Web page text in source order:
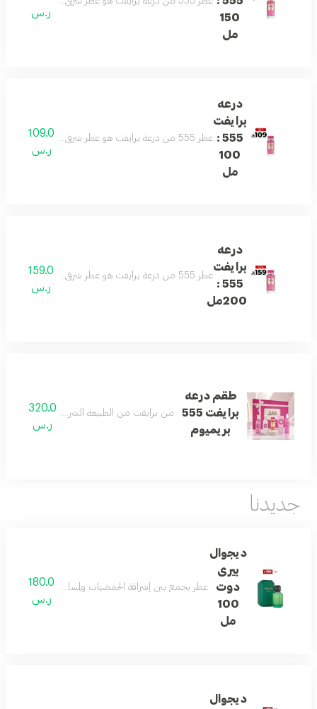
150
مل
ر.س
درعه
برايفت
555 :
100
مل
عطر 555 من درعة برايفت هو عطر شرقي جذاب يمزج بين الورد الدمشقي، الكراميل، العنبر، المسك، خشب الصندل والفانيليا. رائحة مغرية مع توازن فريد بين الانتعاش والدفء، مثالي لانطباع لا يُنسى.
109.0
ر.س
درعه
برايفت
555 :
200مل
عطر 555 من درعة برايفت هو عطر شرقي جذاب يمزج بين الورد الدمشقي، الكراميل، العنبر، المسك، خشب الصندل والفانيليا. رائحة مغرية مع توازن فريد بين الانتعاش والدفء، مثالي لانطباع لا يُنسى.
159.0
ر.س
طقم درعه
برايفت 555
بريميوم
من برايفت من الطبيعة الشرقية الخلابة
320.0
ر.س
جديدنا
ديجوال
بيرى
دوت
100
مل
عطر يجمع بين إشراقة الحمضيات ولمسات غورماند
180.0
ر.س
ديجوال